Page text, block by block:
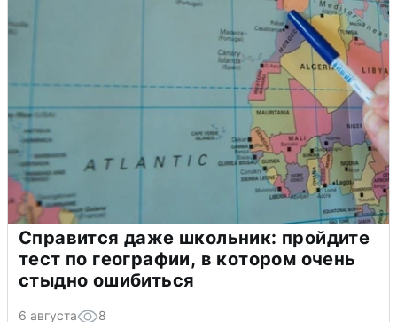
Справится даже школьник: пройдите
тест по географии, в котором очень
стыдно ошибиться
6 августа 8